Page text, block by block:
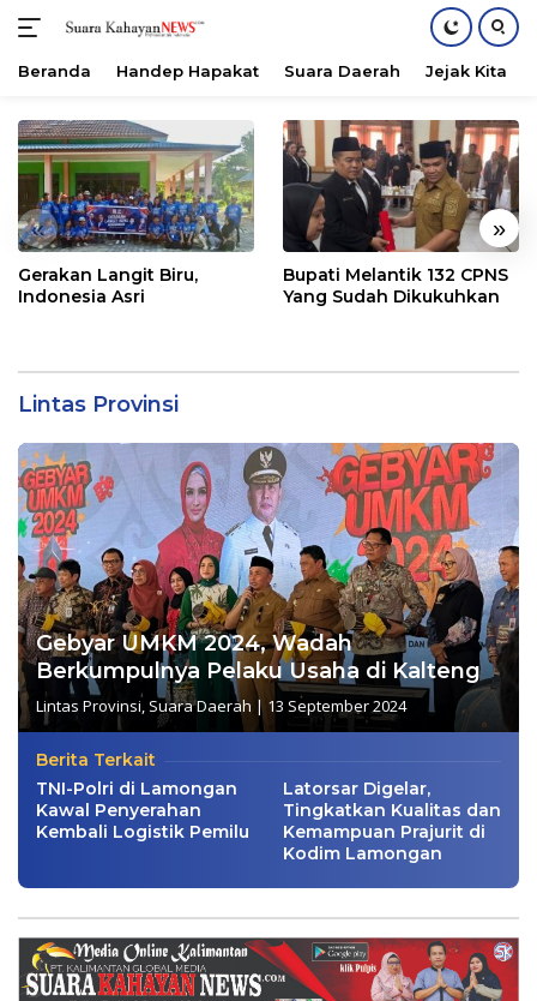
konten
Beranda Handep Hapakat Suara Daerah Jejak Kita
« »
Gerakan Langit Biru,
Indonesia Asri
Bupati Melantik 132 CPNS
Yang Sudah Dikukuhkan
Lintas Provinsi
Gebyar UMKM 2024, Wadah
Berkumpulnya Pelaku Usaha di Kalteng
Lintas Provinsi,Suara Daerah | 13 September 2024
Berita Terkait
TNI-Polri di Lamongan
Kawal Penyerahan
Kembali Logistik Pemilu
Latorsar Digelar,
Tingkatkan Kualitas dan
Kemampuan Prajurit di
Kodim Lamongan